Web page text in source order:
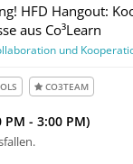
HFD Hangout:
aus Co³Learn
und
CO3TEAM
PM - 3:00 PM)